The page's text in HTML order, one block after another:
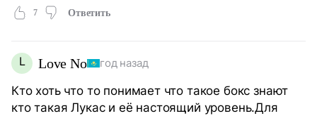
7 Ответить
L Love No год назад
Кто хоть что то понимает что такое бокс знают
кто такая Лукас и её настоящий уровень.Для